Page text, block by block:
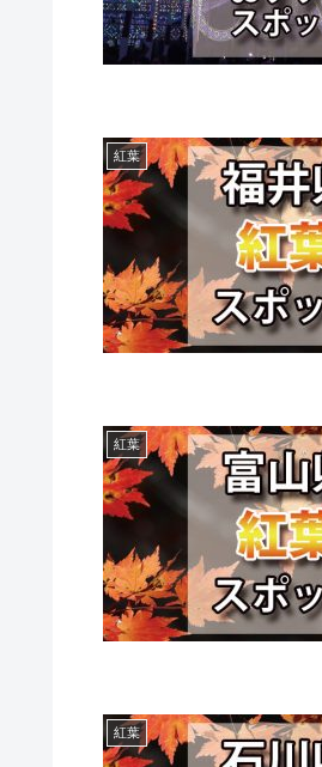
紅葉
紅葉
紅葉